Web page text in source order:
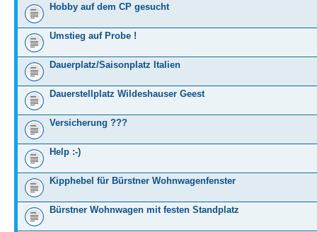
Hobby auf dem CP gesucht
Umstieg auf Probe !
Dauerplatz/Saisonplatz Italien
Dauerstellplatz Wildeshauser Geest
Versicherung ???
Help :-)
Kipphebel für Bürstner Wohnwagenfenster
Bürstner Wohnwagen mit festen Standplatz